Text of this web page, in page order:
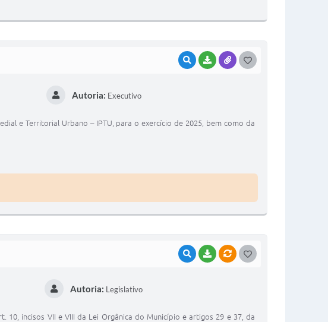
VISUALIZAR
BAIXARANEXOS
Autoria: Executivo
e Territorial Urbano – IPTU, para o exercício de 2025, bem como da
VISUALIZAR
BAIXARVÍNCULOS
Autoria: Legislativo
incisos VII e VIII da Lei Orgânica do Município e artigos 29 e 37, da